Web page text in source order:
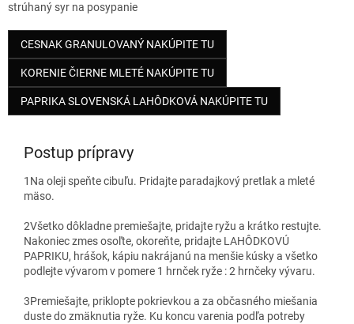
strúhaný syr na posypanie
CESNAK GRANULOVANÝ NAKÚPITE TU
KORENIE ČIERNE MLETÉ NAKÚPITE TU
PAPRIKA SLOVENSKÁ LAHÔDKOVÁ NAKÚPITE TU
Postup prípravy
1 Na oleji speňte cibuľu. Pridajte paradajkový pretlak a mleté
mäso.
2Všetko dôkladne premiešajte, pridajte ryžu a krátko restujte.
Nakoniec zmes osoľte, okoreňte, pridajte LAHÔDKOVÚ
PAPRIKU, hrášok, kápiu nakrájanú na menšie kúsky a všetko
podlejte vývarom v pomere 1 hrnček ryže : 2 hrnčeky vývaru.
3Premiešajte, priklopte pokrievkou a za občasného miešania
duste do zmäknutia ryže. Ku koncu varenia podľa potreby